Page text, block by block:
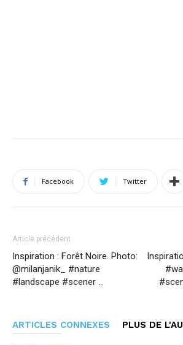
Facebook Twitter
Article précédent
Inspiration : Forêt Noire. Photo:
@milanjanik_ #nature
#landscape #scener …
ARTICLES CONNEXES PLUS DE